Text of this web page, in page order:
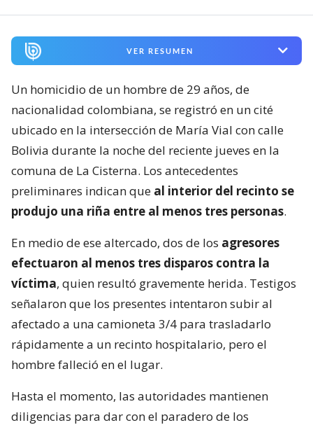
VER RESUMEN
Un homicidio de un hombre de 29 años, de
nacionalidad colombiana, se registró en un cité
ubicado en la intersección de María Vial con calle
Bolivia durante la noche del reciente jueves en la
comuna de La Cisterna. Los antecedentes
preliminares indican que al interior del recinto se
produjo una riña entre al menos tres personas.
En medio de ese altercado, dos de los agresores
efectuaron al menos tres disparos contra la
víctima, quien resultó gravemente herida. Testigos
señalaron que los presentes intentaron subir al
afectado a una camioneta 3/4 para trasladarlo
rápidamente a un recinto hospitalario, pero el
hombre falleció en el lugar.
Hasta el momento, las autoridades mantienen
diligencias para dar con el paradero de los